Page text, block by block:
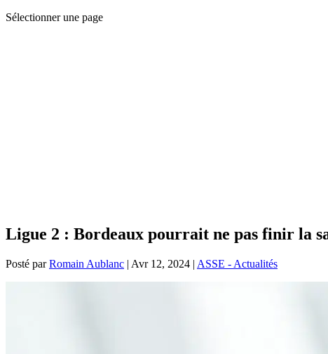
Sélectionner une page
Ligue 2 : Bordeaux pourrait ne pas finir la
Posté parRomain Aublanc | Avr 12, 2024 | ASSE - Actualités